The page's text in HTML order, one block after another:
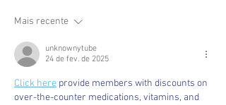
Mais recente
unknownytube
24 de fev. de 2025
Click here provide members with discounts on
over-the-counter medications, vitamins, and